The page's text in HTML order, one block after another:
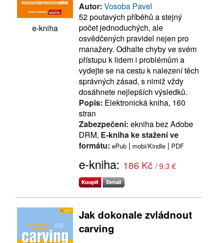
e-kniha
Autor: Vosoba Pavel
52 poutavých příběhů a stejný
počet jednoduchých, ale
osvědčených pravidel nejen pro
manažery. Odhalte chyby ve svém
přístupu k lidem i problémům a
vydejte se na cestu k nalezení těch
správných zásad, s nimiž vždy
dosáhnete nejlepších výsledků.
Popis: Elektronická kniha, 160
stran
Zabezpečení: ekniha bez Adobe
DRM, E-kniha ke stažení ve
formátu: ePub | mobi/Kindle | PDF
e-kniha: 186 Kč / 9.3 €
Jak dokonale zvládnout
carving